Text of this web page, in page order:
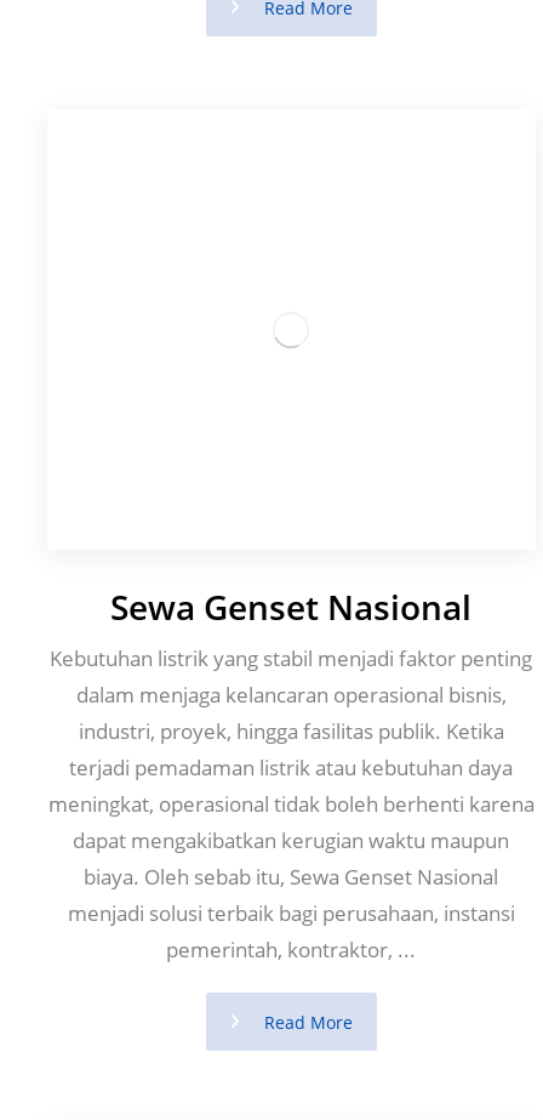
Read More
Sewa Genset Nasional
Kebutuhan listrik yang stabil menjadi faktor penting
dalam menjaga kelancaran operasional bisnis,
industri, proyek, hingga fasilitas publik. Ketika
terjadi pemadaman listrik atau kebutuhan daya
meningkat, operasional tidak boleh berhenti karena
dapat mengakibatkan kerugian waktu maupun
biaya. Oleh sebab itu, Sewa Genset Nasional
menjadi solusi terbaik bagi perusahaan, instansi
pemerintah, kontraktor, ...
Read More